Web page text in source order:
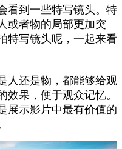
看到一些特写镜头。特
或者物的局部更加突
特写镜头呢，一起来看
人还是物，都能够给观
果，便于观众记忆。
展示影片中最有价值的